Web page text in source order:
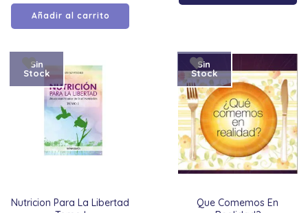
Añadir al carrito
Nutricion Para La Libertad
Sin
Stock
Que Comemos En
Sin
Stock